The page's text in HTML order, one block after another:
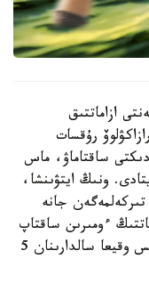
ازاماتتىق
رۇقسات
ساقتاماۋ، ماس
ونىڭ ايتۋىنشا،
تىركەلمەگەن جانە
جاعدايدان قۇتقارۋشىلار 14 ازاماتتىڭ ءومىرىن ساقتاپ
قالعان. دەگەنمەن جاز باسىنان بەرى وقىس وقيعا سالدارىنان 5